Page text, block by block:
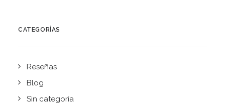
CATEGORÍAS
Reseñas
Blog
Sin categoría